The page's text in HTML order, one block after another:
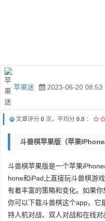
苹果迷 2023-06-20 08:53
文章评分 0 次，平均分 0.0 ：
斗兽棋苹果版（苹果
斗兽棋苹果版是一个苹果
hone和iPad上直接玩斗兽棋游
有着丰富的策略和变化。如果
你可以下载斗兽棋这个app，它
持人机对战、双人对战和在线